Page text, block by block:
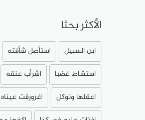
الأكثر بحثا
ابن السبيل
استأصل شأفته
استشاط غضبا
اشرأب عنقه
اعقلها وتوكل
اغرورقت عيناه